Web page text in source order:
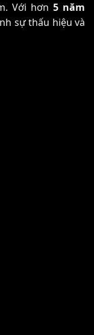
Với hơn 5 năm
sự thấu hiệu và